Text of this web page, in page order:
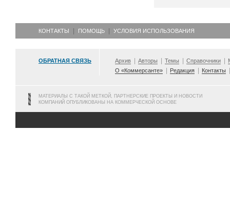
КОНТАКТЫ ПОМОЩЬ УСЛОВИЯ ИСПОЛЬЗОВАНИЯ
ОБРАТНАЯ СВЯЗЬ Архив Авторы Темы Справочники
О «Коммерсанте»
Редакция Контакты
МАТЕРИАЛЫ С ТАКОЙ МЕТКОЙ, ПАРТНЕРСКИЕ ПРОЕКТЫ И НОВОСТИ
КОМПАНИЙ ОПУБЛИКОВАНЫ НА КОММЕРЧЕСКОЙ ОСНОВЕ